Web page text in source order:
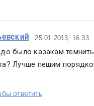
25.01.2013, 16:33
было казакам
Лучше пешим
ответить